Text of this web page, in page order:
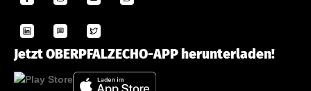
Jetzt OBERPFALZECHO-APP herunterladen!